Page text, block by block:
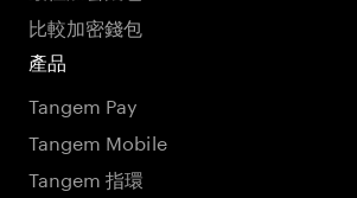
比較加密錢包
產品
Tangem Pay
Tangem Mobile
Tangem 指環